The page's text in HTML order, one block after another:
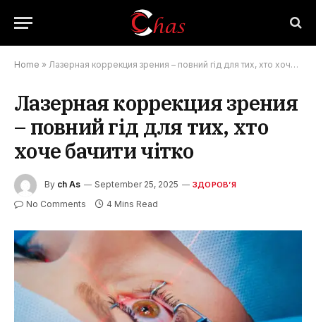
Home » Лазерная коррекция зрения – повний гід для тих, хто хоче бачити чітко
Лазерная коррекция зрения
– повний гід для тих, хто
хоче бачити чітко
By ch As September 25, 2025 ЗДОРОВ’Я
No Comments 4 Mins Read